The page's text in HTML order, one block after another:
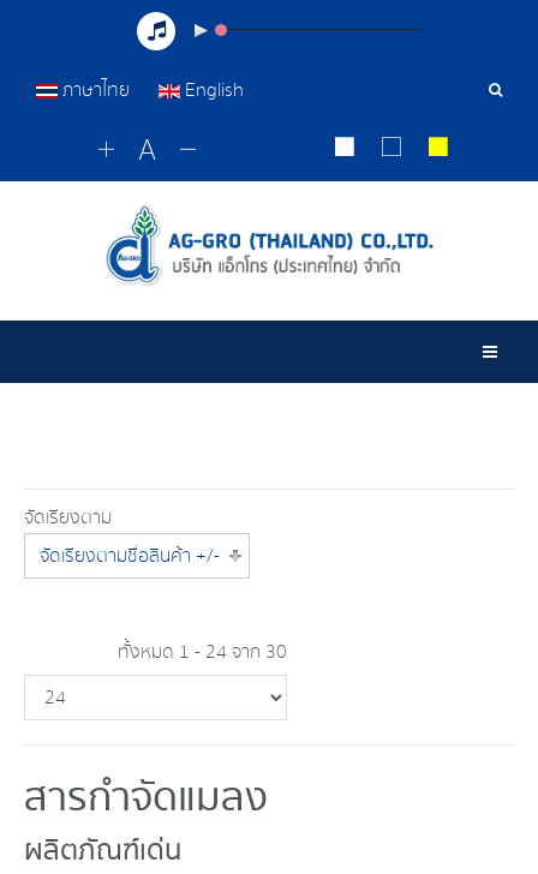
เครื่อ
ภาษาไทย English
จัดเรียงตาม
จัดเรียงตามชื่อสินค้า +/-
ทั้งหมด 1 - 24 จาก 30
สารกำจัดแมลง
ผลิตภัณฑ์เด่น